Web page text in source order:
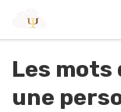
Les mots
une